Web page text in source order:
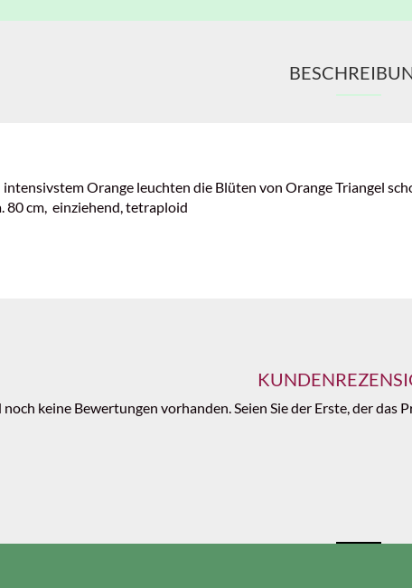
intensivstem Orange leuchten die Blüten von Orange Triangel
80 cm, einziehend, tetraploid
noch keine Bewertungen vorhanden. Seien Sie der Erste, der das